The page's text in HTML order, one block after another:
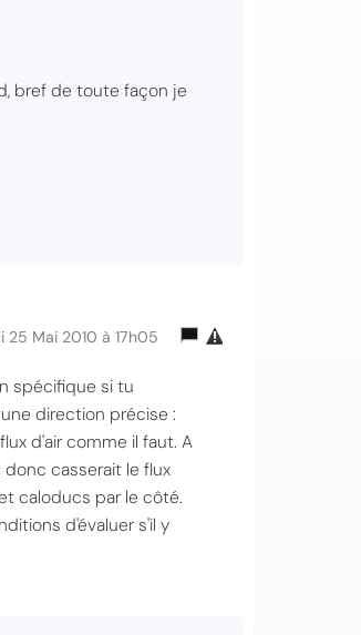
bref de toute façon je
25 Mai 2010 à 17h05
spécifique si tu
direction précise :
d'air comme il faut. A
casserait le flux
caloducs par le côté.
d'évaluer s'il y